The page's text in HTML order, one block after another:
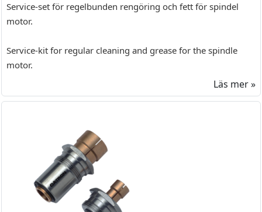
Service-set för regelbunden rengöring och fett för spindel
motor.
Service-kit for regular cleaning and grease for the spindle
motor.
Läs mer »